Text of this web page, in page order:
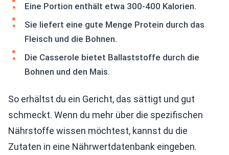
Eine Portion enthält etwa 300-400 Kalorien.
Sie liefert eine gute Menge Protein durch das
Fleisch und die Bohnen.
Die Casserole bietet Ballaststoffe durch die
Bohnen und den Mais.
So erhältst du ein Gericht, das sättigt und gut
schmeckt. Wenn du mehr über die spezifischen
Nährstoffe wissen möchtest, kannst du die
Zutaten in eine Nährwertdatenbank eingeben.